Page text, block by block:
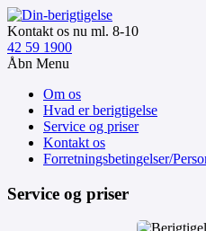
Kontakt os nu ml. 8-10
42 59 1900
Åbn Menu
Om os
Hvad er berigtigelse
Service og priser
Kontakt os
Forretningsbetingelser/
Service og priser